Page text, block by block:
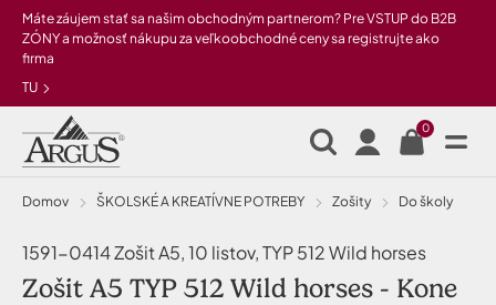
Preskočiť na hlavný obsah
Máte záujem stať sa našim obchodným partnerom? Pre VSTUP do B2B
ZÓNY a možnosť nákupu za veľkoobchodné ceny sa registrujte ako
firma
TU
0
Domov ŠKOLSKÉ A KREATÍVNE POTREBY Zošity do školy
1591-0414 Zošit A5, 10 listov, TYP 512 Wild horses
Zošit A5 TYP 512 Wild horses - Kone